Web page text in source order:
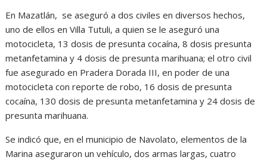
En Mazatlán, se aseguró a dos civiles en diversos hechos,
uno de ellos en Villa Tutuli, a quien se le aseguró una
motocicleta, 13 dosis de presunta cocaína, 8 dosis presunta
metanfetamina y 4 dosis de presunta marihuana; el otro civil
fue asegurado en Pradera Dorada III, en poder de una
motocicleta con reporte de robo, 16 dosis de presunta
cocaína, 130 dosis de presunta metanfetamina y 24 dosis de
presunta marihuana.
Se indicó que, en el municipio de Navolato, elementos de la
Marina aseguraron un vehículo, dos armas largas, cuatro